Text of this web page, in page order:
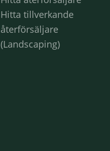
Hitta tillverkande
återförsäljare
(Landscaping)